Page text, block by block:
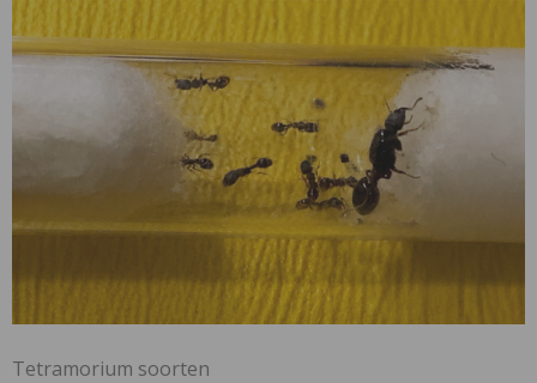
Tetramorium soorten